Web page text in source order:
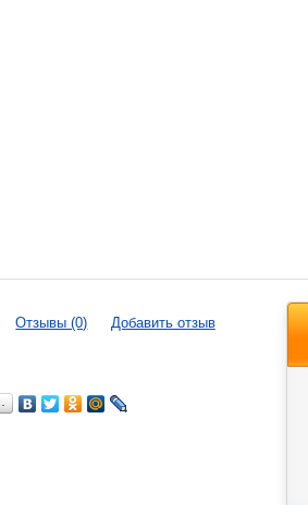
Отзывы (0) Добавить отзыв